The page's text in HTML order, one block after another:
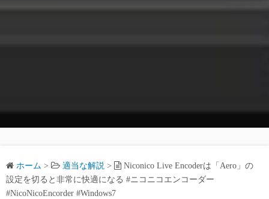
ホーム > 適当な解説 >
Niconico Live Encoderは「Aero」の
設定を切ると非常に快適になる #ニコニコエンコーダー
#NicoNicoEncorder #Windows7